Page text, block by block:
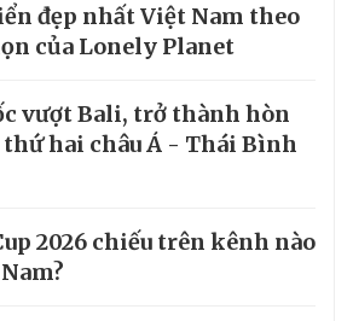
đẹp nhất Việt Nam theo
của Lonely Planet
vượt Bali, trở thành hòn
thứ hai châu Á - Thái Bình
2026 chiếu trên kênh nào